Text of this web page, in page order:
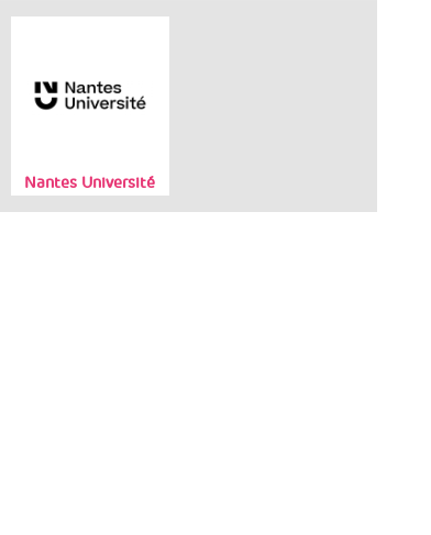
Nantes Université